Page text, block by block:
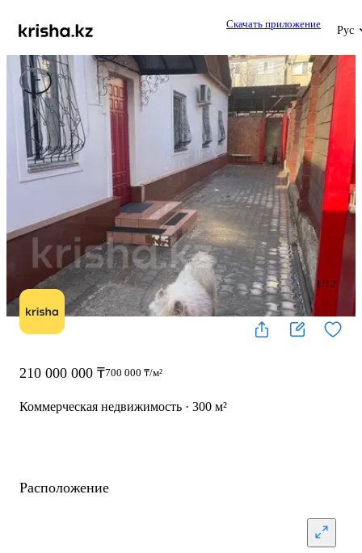
Скачать приложение
Рус
1/12
210 000 000 ₸700 000 ₸/м²
Коммерческая недвижимость · 300 м²
Расположение